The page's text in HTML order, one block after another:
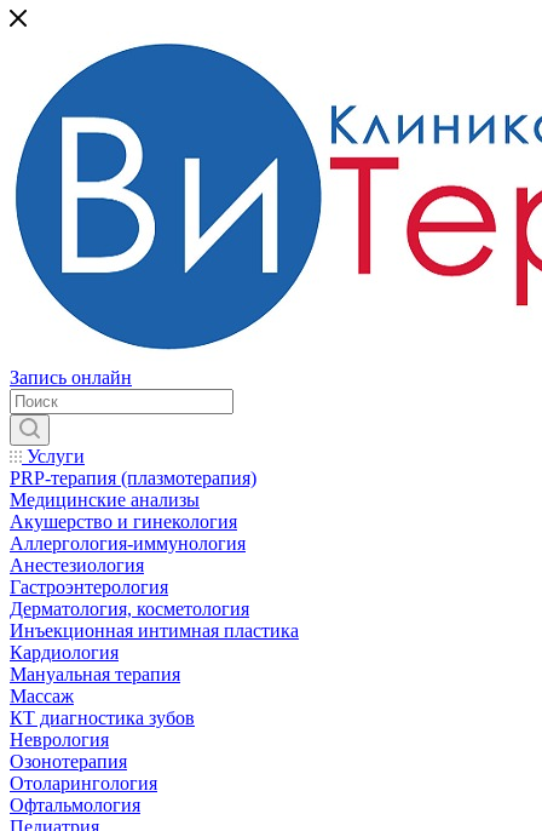
Запись онлайн
Услуги
PRP-терапия (плазмотерапия)
Медицинские анализы
Акушерство и гинекология
Аллергология-иммунология
Анестезиология
Гастроэнтерология
Дерматология, косметология
Инъекционная интимная пластика
Кардиология
Мануальная терапия
Массаж
КТ диагностика зубов
Неврология
Озонотерапия
Отоларингология
Офтальмология
Педиатрия